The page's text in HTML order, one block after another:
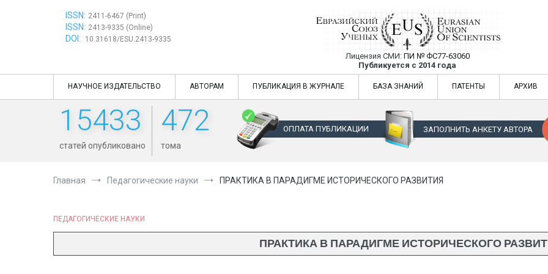
ISSN: 2411-6467 (Print)
ISSN: 2413-9335 (Online)
DOI: 10.31618/ESU.2413-9335
Евразийский Союз Ученых —
Лицензия СМИ: ПИ № ФС77-63060
Публикуется с 2014 года
Евразийский Союз Ученых — публикация научных статей в
НАУЧНОЕ ИЗДАТЕЛЬСТВО АВТОРАМ ПУБЛИКАЦИЯ В ЖУРНАЛЕ БАЗА ЗНАНИЙ ПАТЕНТЫ АРХИВ
15433
статей опубликовано
472
тома
ОПЛАТА ПУБЛИКАЦИИ ЗАПОЛНИТЬ АНКЕТУ АВТОРА
Главная Педагогические науки ПРАКТИКА В ПАРАДИГМЕ ИСТОРИЧЕСКОГО РАЗВИТИЯ
ПЕДАГОГИЧЕСКИЕ НАУКИ
ПРАКТИКА В ПАРАДИГМЕ ИСТОРИЧЕСКОГО